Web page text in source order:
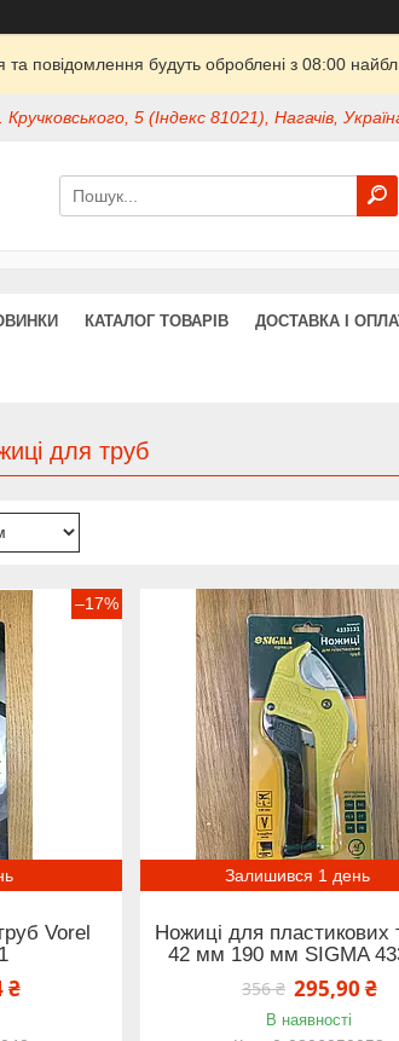
повідомлення будуть оброблені з 08:00
Кручковського, 5 (Індекс 81021), Нагачів,
КАТАЛОГ ТОВАРІВ ДОСТАВКА І
для труб
–17%
Vorel
₴
Залишився 1 день
Ножиці для пластикових
42 мм 190 мм SIGMA
356 ₴ 295,90 ₴
В наявності